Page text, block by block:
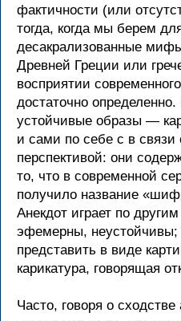
фактичности (или
тогда, когда мы берем
десакрализованные
Древней Греции или
восприятии
достаточно
устойчивые образы —
и сами по себе с в
перспективой: они
то, что в современной
получило название
Анекдот играет по
эфемерны,
представить в виде
карикатура, говорящая
Часто, говоря о